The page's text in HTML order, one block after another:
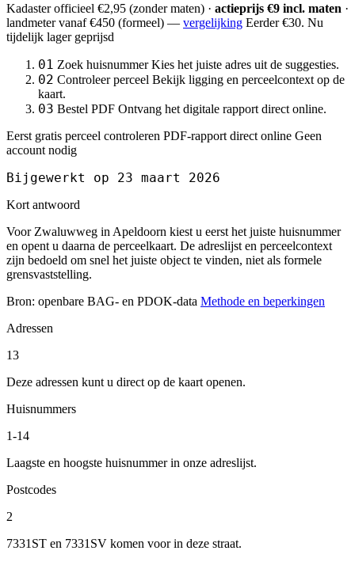
Kadaster officieel €2,95 (zonder maten) · actieprijs €9 incl. maten ·
landmetervanaf €450 (formeel) — vergelijking Eerder €30. Nu
tijdelijk lager geprijsd
01 Zoek huisnummer Kies het juiste adres uit de suggesties.
02 Controleer perceel Bekijk ligging en perceelcontext op de
kaart.
03 Bestel PDF Ontvang het digitale rapport direct online.
Eerst gratis perceel controleren PDF-rapport direct online Geen
account nodig
Bijgewerkt op 23 maart 2026
Kort antwoord
Voor Zwaluwweg in Apeldoorn kiest u eerst het juiste huisnummer
en opent u daarna de perceelkaart. De adreslijst en perceelcontext
zijn bedoeld om snel het juiste object te vinden, niet als formele
grensvaststelling.
Bron: openbare BAG- en PDOK-data Methode en beperkingen
Adressen
13
Deze adressen kunt u direct op de kaart openen.
Huisnummers
1-14
Laagste en hoogste huisnummer in onze adreslijst.
Postcodes
2
7331ST en 7331SV komen voor in deze straat.